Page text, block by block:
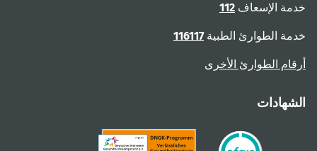
الإسعاف112
الطوارئ الطبية116117
الطوارئ الأخرى